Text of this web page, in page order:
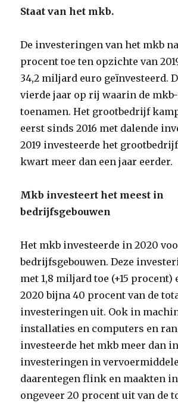
Staat van het mkb.
De investeringen van het mkb
procent toe ten opzichte van
34,2 miljard euro geïnvesteerd.
vierde jaar op rij waarin de
toenamen. Het grootbedrijf
eerst sinds 2016 met dalende
2019 investeerde het
kwart meer dan een jaar eerder.
Mkb investeert het meest in
bedrijfsgebouwen
Het mkb investeerde in 2020
bedrijfsgebouwen. Deze
met 1,8 miljard toe (+15 procent)
2020 bijna 40 procent van de
investeringen uit. Ook in
installaties en computers en
investeerde het mkb meer dan in
investeringen in
daarentegen flink en maakten
ongeveer 20 procent uit van de